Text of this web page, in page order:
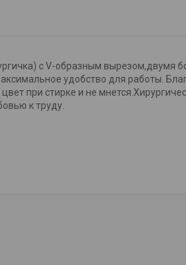
с V-образным вырезом,двумя
удобство для работы.
при стирке и не
к труду.